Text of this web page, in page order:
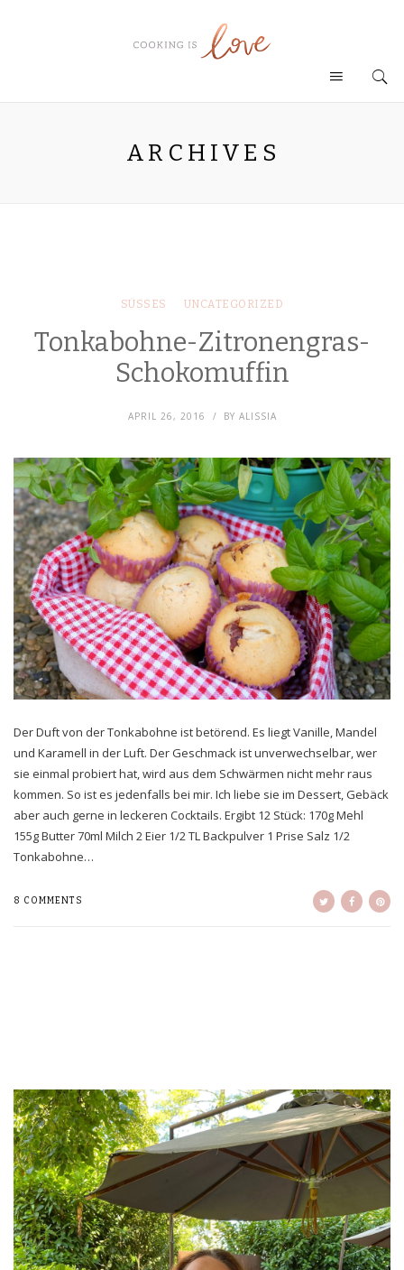
ARCHIVES
SÜSSES UNCATEGORIZED
Tonkabohne-Zitronengras-
Schokomuffin
APRIL 26, 2016 BY ALISSIA
Der Duft von der Tonkabohne ist betörend. Es liegt Vanille, Mandel
und Karamell in der Luft. Der Geschmack ist unverwechselbar, wer
sie einmal probiert hat, wird aus dem Schwärmen nicht mehr raus
kommen. So ist es jedenfalls bei mir. Ich liebe sie im Dessert, Gebäck
aber auch gerne in leckeren Cocktails. Ergibt 12 Stück: 170g Mehl
155g Butter 70ml Milch 2 Eier 1/2 TL Backpulver 1 Prise Salz 1/2
Tonkabohne…
8 COMMENTS